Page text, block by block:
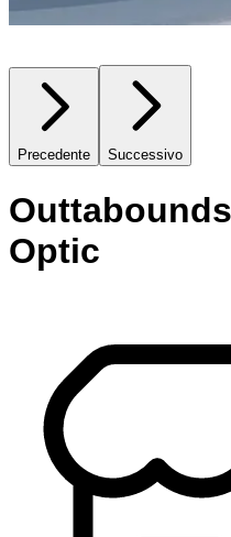
Precedente Successivo
Optic